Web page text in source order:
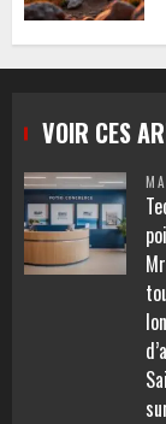
VOIR CES